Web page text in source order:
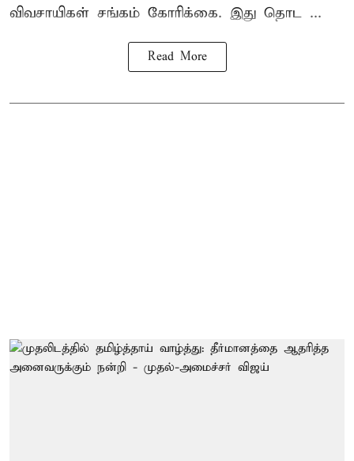
விவசாயிகள் சங்கம் கோரிக்கை. இது தொட ...
Read More